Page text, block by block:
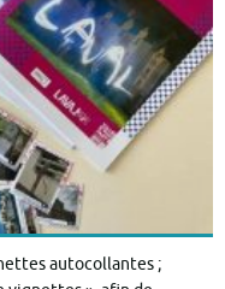
autocollantes ;